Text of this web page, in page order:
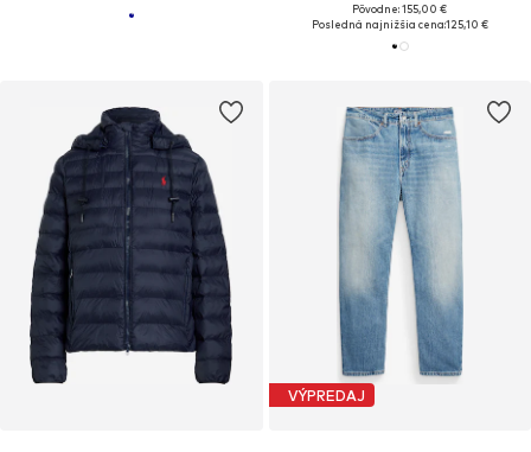
Pôvodne: 155,00 €
Posledná najnižšia cena:125,10 €
VÝPREDAJ